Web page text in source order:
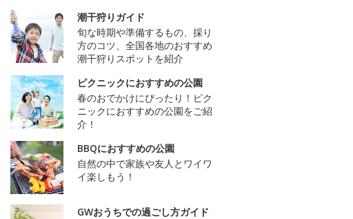
潮干狩りガイド
旬な時期や準備するもの、採り
方のコツ、全国各地のおすすめ
潮干狩りスポットを紹介
ピクニックにおすすめの公園
春のおでかけにぴったり！ピク
ニックにおすすめの公園をご紹
介！
BBQにおすすめの公園
自然の中で家族や友人とワイワ
イ楽しもう！
GWおうちでの過ごし方ガイド